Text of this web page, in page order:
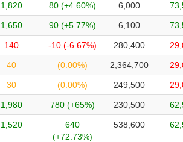
1,820 80 (+4.60%) 6,000
1,650 90 (+5.77%) 6,100
140 -10 (-6.67%) 280,400
40 (0.00%) 2,364,700
30 (0.00%) 249,500
1,980 780 (+65%) 230,500
1,520
640
(+72.73%)
538,600